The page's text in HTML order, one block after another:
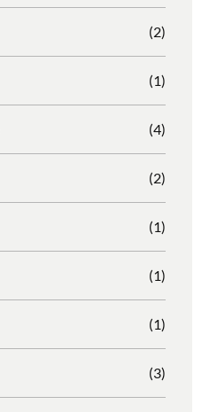
(2)
(1)
(4)
(2)
(1)
(1)
(1)
(3)